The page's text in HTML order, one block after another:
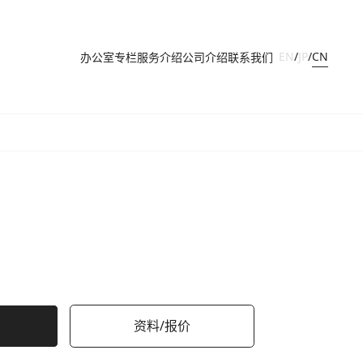
办公室专栏服务介绍公司介绍联系我们 EN/JP/CN
资料/报价